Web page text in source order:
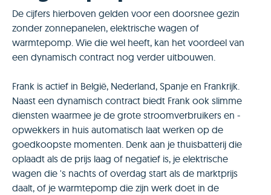
De cijfers hierboven gelden voor een doorsnee gezin
zonder zonnepanelen, elektrische wagen of
warmtepomp. Wie die wel heeft, kan het voordeel van
een dynamisch contract nog verder uitbouwen.
Frank is actief in België, Nederland, Spanje en Frankrijk.
Naast een dynamisch contract biedt Frank ook slimme
diensten waarmee je de grote stroomverbruikers en -
opwekkers in huis automatisch laat werken op de
goedkoopste momenten. Denk aan je thuisbatterij die
oplaadt als de prijs laag of negatief is, je elektrische
wagen die 's nachts of overdag start als de marktprijs
daalt, of je warmtepomp die zijn werk doet in de